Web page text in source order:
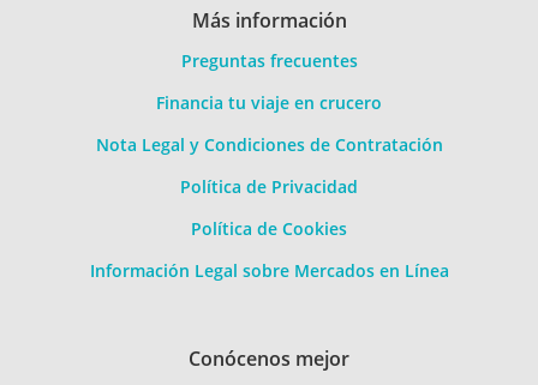
Más información
Preguntas frecuentes
Financia tu viaje en crucero
Nota Legal y Condiciones de Contratación
Política de Privacidad
Política de Cookies
Información Legal sobre Mercados en Línea
Conócenos mejor